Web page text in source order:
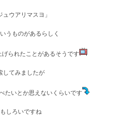
ュウアリマスヨ」
うものがあるらしく
げられたことがあるそうです
してみましたが
たいとか思えないくらいです
しろいですね